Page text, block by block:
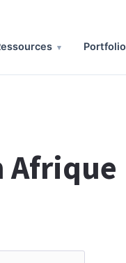
ressources portfolio
Afrique